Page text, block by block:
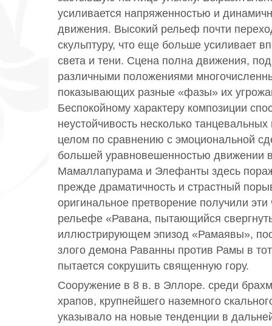
усиливается напряженностью и
движения. Высокий рельеф почти
скульптуру, что еще больше усиливает
света и тени. Сцена полна движения,
различными положениями
показывающих разные «фазы» их
Беспокойному характеру композиции
неустойчивость несколько
целом по сравнению с эмоциональной
большей уравновешенностью движении
Мамаллапурама и Элефанты здесь
прежде драматичность и страстный
оригинальное претворение получили эти
рельефе «Равана, пытающийся
иллюстрирующем эпизод «Рамаявы»,
злого демона Раванны против Рамы в
пытается сокрушить священную гору.
Сооружение в 8 в. в Эллоре. среди
храпов, крупнейшего наземного
указывало на новые тенденции в